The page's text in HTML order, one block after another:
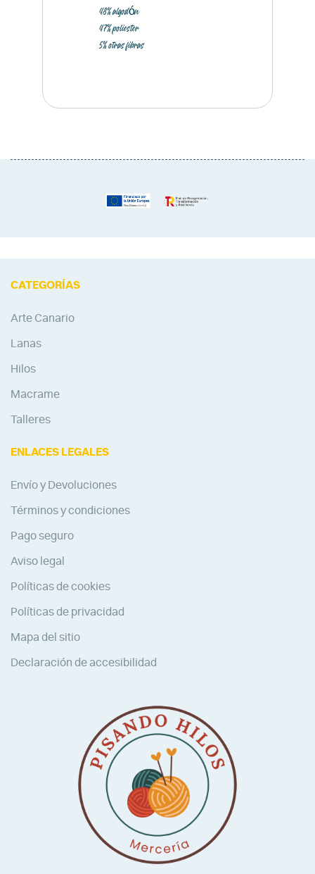
48% algodón
47% poliester
5% otras fibras
CATEGORÍAS
Arte Canario
Lanas
Hilos
Macrame
Talleres
ENLACES LEGALES
Envío y Devoluciones
Términos y condiciones
Pago seguro
Aviso legal
Políticas de cookies
Políticas de privacidad
Mapa del sitio
Declaración de accesibilidad